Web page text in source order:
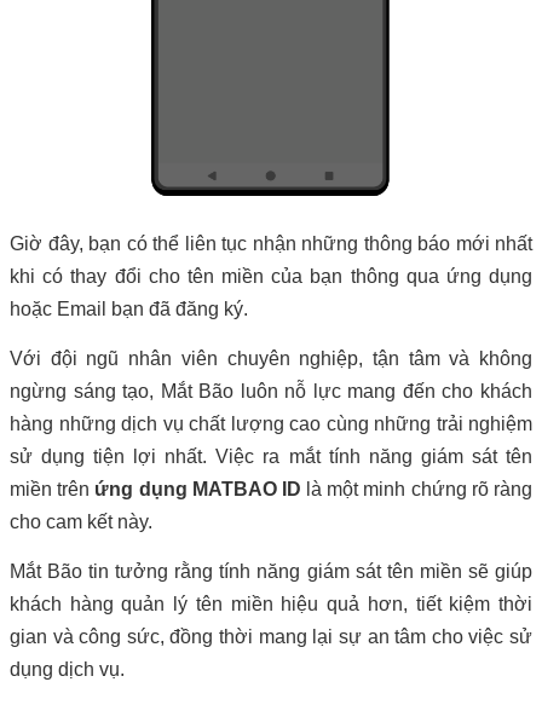
Giờ đây, bạn có thể liên tục nhận những thông báo mới nhất
khi có thay đổi cho tên miền của bạn thông qua ứng dụng
hoặc Email bạn đã đăng ký.
Với đội ngũ nhân viên chuyên nghiệp, tận tâm và không
ngừng sáng tạo, Mắt Bão luôn nỗ lực mang đến cho khách
hàng những dịch vụ chất lượng cao cùng những trải nghiệm
sử dụng tiện lợi nhất. Việc ra mắt tính năng giám sát tên
miền trên ứng dụng MATBAO ID là một minh chứng rõ ràng
cho cam kết này.
Mắt Bão tin tưởng rằng tính năng giám sát tên miền sẽ giúp
khách hàng quản lý tên miền hiệu quả hơn, tiết kiệm thời
gian và công sức, đồng thời mang lại sự an tâm cho việc sử
dụng dịch vụ.